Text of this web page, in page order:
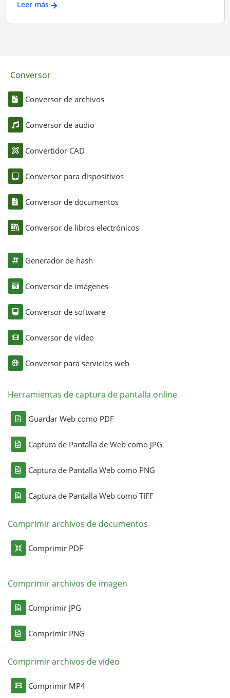
Leer más
Conversor
Conversor de archivos
Conversor de audio
Convertidor CAD
Conversor para dispositivos
Conversor de documentos
Conversor de libros electrónicos
Generador de hash
Conversor de imágenes
Conversor de software
Conversor de vídeo
Conversor para servicios web
Herramientas de captura de pantalla online
Guardar Web como PDF
Captura de Pantalla de Web como JPG
Captura de Pantalla Web como PNG
Captura de Pantalla Web como TIFF
Comprimir archivos de documentos
Comprimir PDF
Comprimir archivos de imagen
Comprimir JPG
Comprimir PNG
Comprimir archivos de video
Comprimir MP4